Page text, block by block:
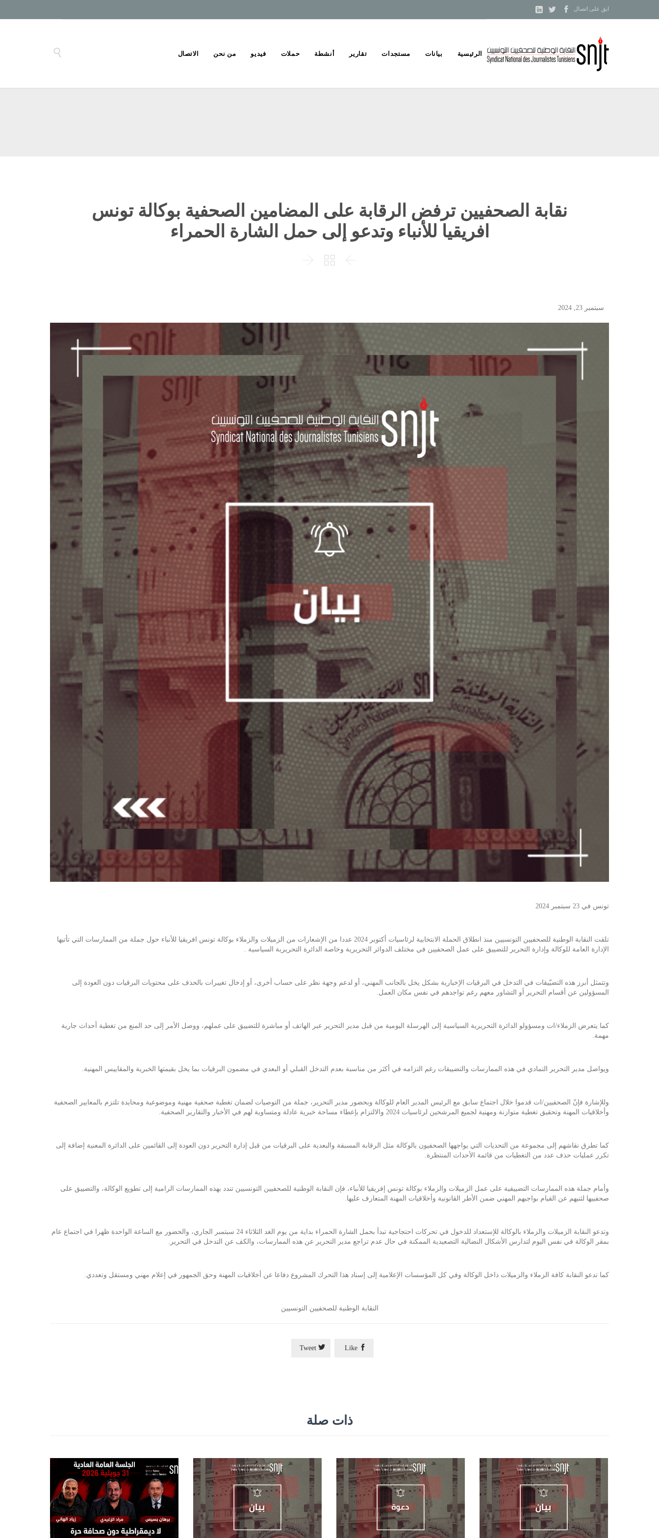
ابق على اتصال 


Skip
to
content
الرئيسية بيانات مستجدات تقارير أنشطة حملات فيديو من نحن الاتصال 
نقابة الصحفيين ترفض الرقابة على المضامين الصحفية بوكالة تونس
افريقيا للأنباء وتدعو إلى حمل الشارة الحمراء



سبتمبر 23, 2024
تونس في 23 سبتمبر 2024
تلقت النقابة الوطنية للصحفيين التونسيين منذ انطلاق الحملة الانتخابية لرئاسيات أكتوبر 2024 عددا من الإشعارات من الزميلات والزملاء بوكالة تونس افريقيا للأنباء حول جملة من الممارسات التي تأتيها
الإدارة العامة للوكالة وإدارة التحرير للتضييق على عمل الصحفيين في مختلف الدوائر التحريرية وخاصة الدائرة التحريرية السياسية .
وتتمثل أبرز هذه التضيّيقات في التدخل في البرقيات الإخبارية بشكل يخل بالجانب المهني، أو لدعم وجهة نظر على حساب أخرى، أو إدخال تغييرات بالحذف على محتويات البرقيات دون العودة إلى
المسؤولين عن أقسام التحرير أو التشاور معهم رغم تواجدهم في نفس مكان العمل.
كما يتعرض الزملاء/ات ومسؤولو الدائرة التحريرية السياسية إلى الهرسلة اليومية من قبل مدير التحرير عبر الهاتف أو مباشرة للتضييق على عملهم، ووصل الأمر إلى حد المنع من تغطية أحداث جارية
مهمة.
ويواصل مدير التحرير التمادي في هذه الممارسات والتضييقات رغم التزامه في أكثر من مناسبة بعدم التدخل القبلي أو البعدي في مضمون البرقيات بما يخل بقيمتها الخبرية والمقاييس المهنية.
وللإشارة فإنّ الصحفيين/ات قدموا خلال اجتماع سابق مع الرئيس المدير العام للوكالة وبحضور مدير التحرير، جملة من التوصيات لضمان تغطية صحفية مهنية وموضوعية ومحايدة تلتزم بالمعايير الصحفية
وأخلاقيات المهنة وتحقيق تغطية متوازنة ومهنية لجميع المرشحين لرئاسيات 2024 والالتزام بإعطاء مساحة خبرية عادلة ومتساوية لهم في الأخبار والتقارير الصحفية.
كما تطرق نقاشهم إلى مجموعة من التحديات التي يواجهها الصحفيون بالوكالة مثل الرقابة المسبقة والبعدية على البرقيات من قبل إدارة التحرير دون العودة إلى القائمين على الدائرة المعنية إضافة إلى
تكرر عمليات حذف عدد من التغطيات من قائمة الأحداث المنتظرة.
وأمام جملة هذه الممارسات التضييقية على عمل الزميلات والزملاء بوكالة تونس إفريقيا للأنباء، فإن النقابة الوطنية للصحفيين التونسيين تندد بهذه الممارسات الرامية إلى تطويع الوكالة، والتضييق على
صحفييها لثنيهم عن القيام بواجبهم المهني ضمن الأطر القانونية وأخلاقيات المهنة المتعارف عليها.
وتدعو النقابة الزميلات والزملاء بالوكالة للإستعداد للدخول في تحركات احتجاجية تبدأ بحمل الشارة الحمراء بداية من يوم الغد الثلاثاء 24 سبتمبر الجاري، والحضور مع الساعة الواحدة ظهرا في اجتماع عام
بمقر الوكالة في نفس اليوم لتدارس الأشكال النضالية التصعيدية الممكنة في حال عدم تراجع مدير التحرير عن هذه الممارسات، والكف عن التدخل في التحرير.
كما تدعو النقابة كافة الزملاء والزميلات داخل الوكالة وفي كل المؤسسات الإعلامية إلى إسناد هذا التحرك المشروع دفاعا عن أخلاقيات المهنة وحق الجمهور في إعلام مهني ومستقل وتعددي.
النقابة الوطنية للصحفيين التونسيين

Like

Tweet
ذات صلة